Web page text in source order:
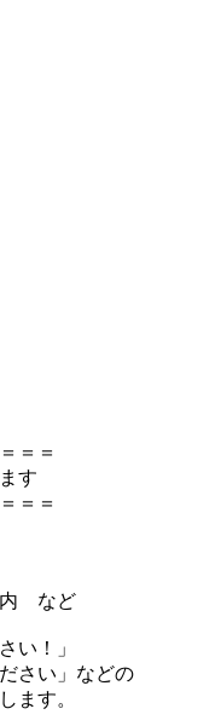
＝＝
す
＝＝
内 など
い！」
さい」などの
ます。